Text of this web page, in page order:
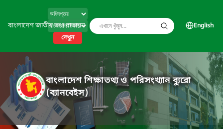
বাংলাদেশ জাতীয় তথ্য বাতায়ন
দেখুন
English
বাংলাদেশ শিক্ষাতথ্য ও পরিসংখ্যান ব্যুরো
(ব্যানবেইস)